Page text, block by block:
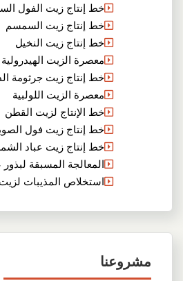
خط إنتاج زيت الفول
خط إنتاج زيت السمسم
خط إنتاج زيت النخيل
معصرة الزيت الهيدرولية
خط إنتاج زيت جرثومة
معصرة الزيت اللولبية
خط الإنتاج لزيت القطن
خط إنتاج زيت فول
خط إنتاج زيت عباد
المعالجة المسبقة
استخلاص المذيبات
مشروعنا